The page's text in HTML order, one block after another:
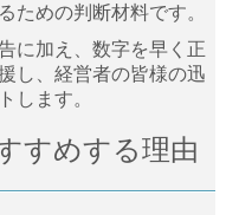
ための判断材料です。
に加え、数字を早く正
し、経営者の皆様の迅
します。
すめする理由